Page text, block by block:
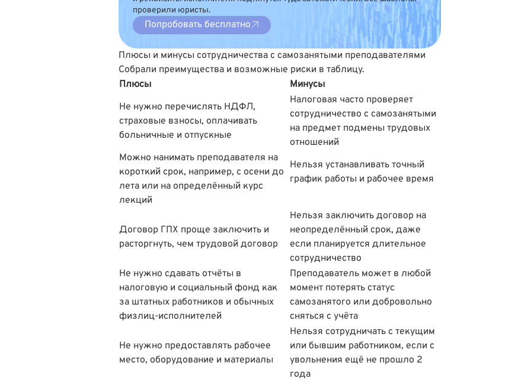
проверили юристы.
Попробовать бесплатно
Плюсы и минусы сотрудничества с самозанятыми преподавателями
Собрали преимущества и возможные риски в таблицу.
Плюсы
Минусы
Не нужно перечислять НДФЛ,
страховые взносы, оплачивать
больничные и отпускные
Налоговая часто проверяет
сотрудничество с самозанятыми
на предмет подмены трудовых
отношений
Можно нанимать преподавателя на
короткий срок, например, с осени до
лета или на определённый курс
лекций
Нельзя устанавливать точный
график работы и рабочее время
Договор ГПХ проще заключить и
расторгнуть, чем трудовой договор
Нельзя заключить договор на
неопределённый срок, даже
если планируется длительное
сотрудничество
Не нужно сдавать отчёты в
налоговую и социальный фонд как
за штатных работников и обычных
физлиц-исполнителей
Преподаватель может в любой
момент потерять статус
самозанятого или добровольно
сняться с учёта
Не нужно предоставлять рабочее
место, оборудование и материалы
Нельзя сотрудничать с текущим
или бывшим работником, если с
увольнения ещё не прошло 2
года